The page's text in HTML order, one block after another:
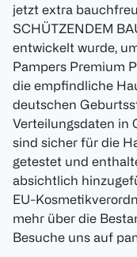
jetzt extra
SCHÜTZENDEM
entwickelt wurde,
Pampers Premium
die empfindliche
deutschen
Verteilungsdaten in
sind sicher für die
getestet und
absichtlich
EU-
mehr über die
Besuche uns auf